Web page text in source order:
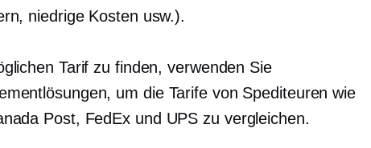
niedrige Kosten usw.).
Tarif zu finden, verwenden Sie
um die Tarife von Spediteuren wie
Post, FedEx und UPS zu vergleichen.